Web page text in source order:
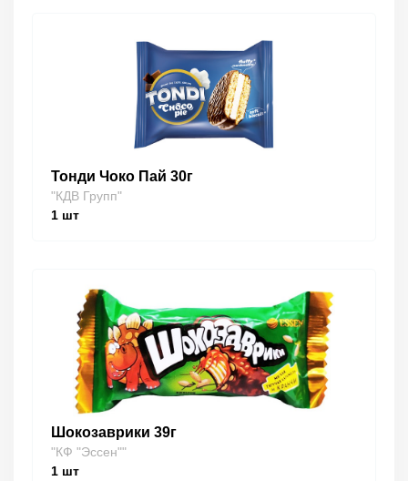
Тонди Чоко Пай 30г
"КДВ Групп"
1 шт
Шокозаврики 39г
"КФ "Эссен""
1 шт